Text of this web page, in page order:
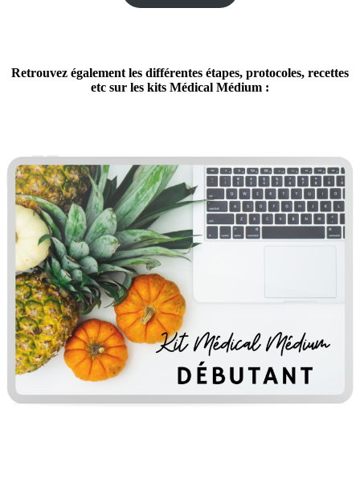
Retrouvez également les différentes étapes, protocoles, recettes
etc sur les kits Médical Médium :